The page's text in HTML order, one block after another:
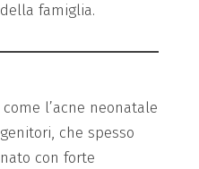
famiglia.
l’acne neonatale
che spesso
con forte